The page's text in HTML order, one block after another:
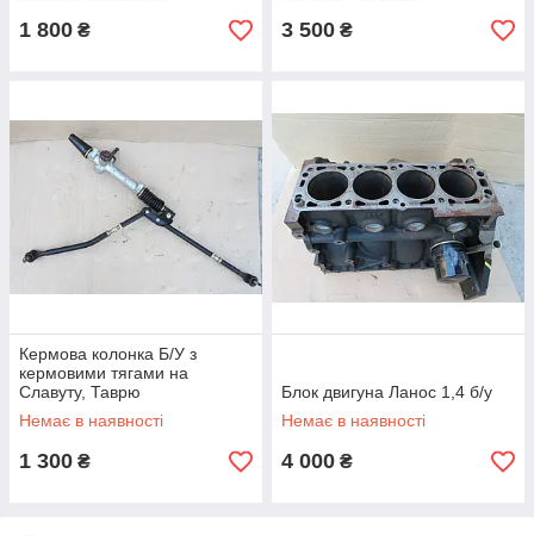
1 800 ₴ 3 500 ₴
Кермова колонка Б/У з
кермовими тягами на
Славуту, Таврю
Немає в наявності
1 300 ₴
Блок двигуна Ланос 1,4 б/у
Немає в наявності
4 000 ₴